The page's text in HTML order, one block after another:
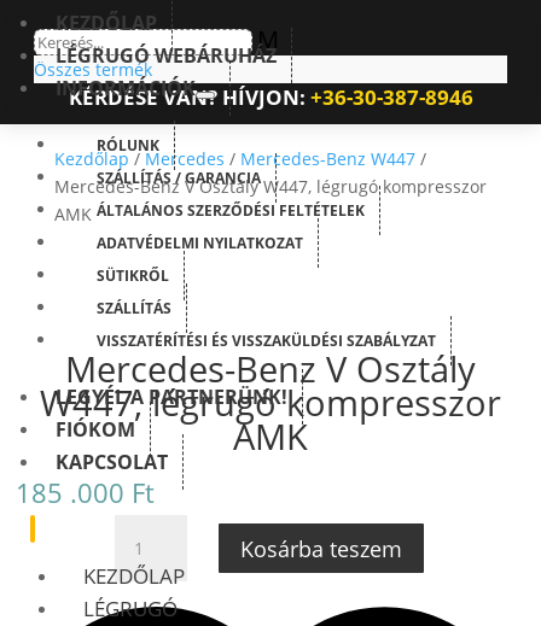
M
Összes termék
KÉRDÉSE VAN? HÍVJON: +36-30-387-8946
KEZDŐLAP
LÉGRUGÓ WEBÁRUHÁZ
INFORMÁCIÓK
RÓLUNK
SZÁLLÍTÁS / GARANCIA
ÁLTALÁNOS SZERZŐDÉSI FELTÉTELEK
ADATVÉDELMI NYILATKOZAT
SÜTIKRŐL
SZÁLLÍTÁS
VISSZATÉRÍTÉSI ÉS VISSZAKÜLDÉSI SZABÁLYZAT
LEGYÉL A PARTNERÜNK!
FIÓKOM
KAPCSOLAT
KEZDŐLAP
LÉGRUGÓ
Kezdőlap/Mercedes / Mercedes-Benz W447/
Mercedes-Benz V Osztály W447, légrugó kompresszor
AMK
Mercedes-Benz V Osztály
W447, légrugó kompresszor
AMK
185 .000 Ft
BENZ
V
OSZTÁLY
Kosárba teszem